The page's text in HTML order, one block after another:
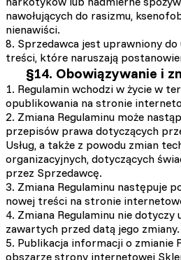
nawołujących do rasizmu,
nienawiści.
8. Sprzedawca jest uprawniony
treści, które naruszają
§14. Obowiązywanie i
1. Regulamin wchodzi w życie w
opublikowania na stronie
2. Zmiana Regulaminu może
przepisów prawa dotyczących
Usług, a także z powodu zmian
organizacyjnych, dotyczących
przez Sprzedawcę.
3. Zmiana Regulaminu następuje
nowej treści na stronie
4. Zmiana Regulaminu nie dotyczy
zawartych przed datą jego zmiany.
5. Publikacja informacji o zmianie
obszarze strony internetowej